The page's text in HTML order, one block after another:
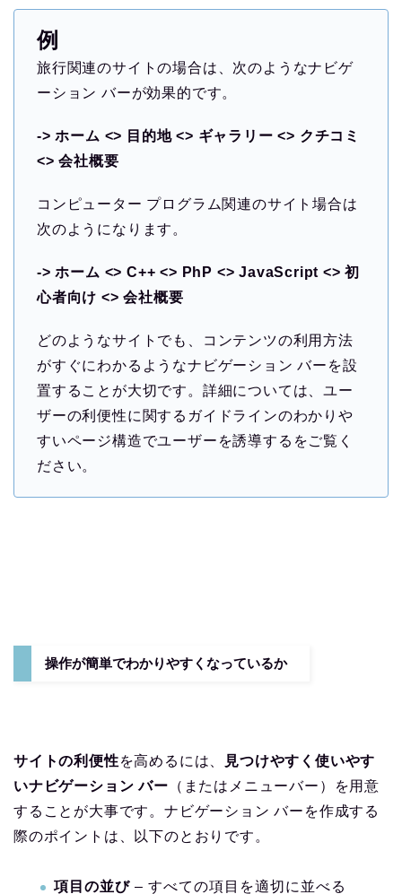
例
旅行関連のサイトの場合は、次のようなナビゲ
ーション バーが効果的です。
-> ホーム <> 目的地 <> ギャラリー <> クチコミ
<> 会社概要
コンピューター プログラム関連のサイト場合は
次のようになります。
-> ホーム <> C++ <> PhP <> JavaScript <> 初
心者向け <> 会社概要
どのようなサイトでも、コンテンツの利用方法
がすぐにわかるようなナビゲーション バーを設
置することが大切です。詳細については、ユー
ザーの利便性に関するガイドラインのわかりや
すいページ構造でユーザーを誘導するをご覧く
ださい。
操作が簡単でわかりやすくなっているか
サイトの利便性を高めるには、
見つけやすく使いやす
いナビゲーション バー （またはメニューバー）を用意
することが大事です。ナビゲーション バーを作成する
際のポイントは、以下のとおりです。
項目の並び – すべての項目を適切に並べる